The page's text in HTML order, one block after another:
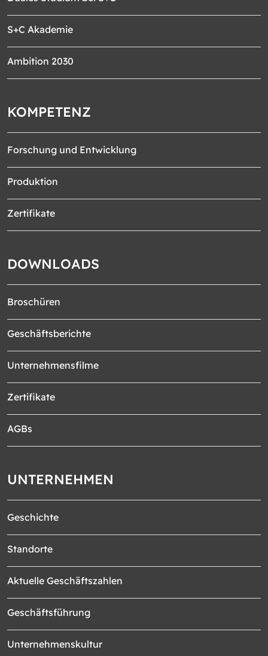
S+C Akademie
Ambition 2030
KOMPETENZ
Forschung und Entwicklung
Produktion
Zertifikate
DOWNLOADS
Broschüren
Geschäftsberichte
Unternehmensfilme
Zertifikate
AGBs
UNTERNEHMEN
Geschichte
Standorte
Aktuelle Geschäftszahlen
Geschäftsführung
Unternehmenskultur